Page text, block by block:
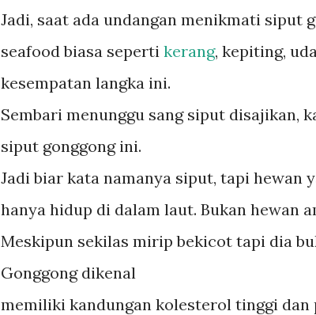
Jadi, saat ada undangan menikmati siput
seafood biasa seperti kerang, kepiting,
kesempatan langka ini.
Sembari menunggu sang siput disajikan,
siput gonggong ini.
Jadi biar kata namanya siput, tapi hewan
hanya hidup di dalam laut. Bukan hewan
Meskipun sekilas mirip bekicot tapi dia
Gonggong dikenal
memiliki kandungan kolesterol tinggi